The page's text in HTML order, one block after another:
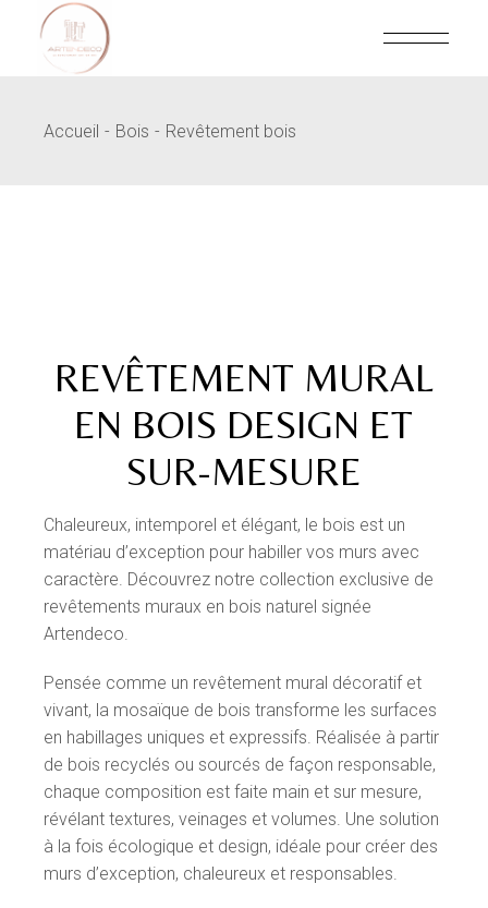
content
Accueil Bois Revêtement bois
REVÊTEMENT MURAL
EN BOIS DESIGN ET
SUR-MESURE
Chaleureux, intemporel et élégant, le bois est un
matériau d’exception pour habiller vos murs avec
caractère. Découvrez notre collection exclusive de
revêtements muraux en bois naturel signée
Artendeco.
Pensée comme un revêtement mural décoratif et
vivant, la mosaïque de bois transforme les surfaces
en habillages uniques et expressifs. Réalisée à partir
de bois recyclés ou sourcés de façon responsable,
chaque composition est faite main et sur mesure,
révélant textures, veinages et volumes. Une solution
à la fois écologique et design, idéale pour créer des
murs d’exception, chaleureux et responsables.